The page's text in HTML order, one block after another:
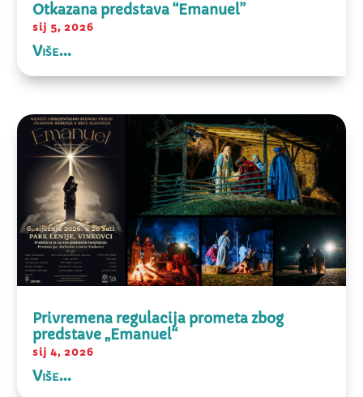
Otkazana predstava “Emanuel”
sij 5, 2026
Više...
Privremena regulacija prometa zbog
predstave „Emanuel“
sij 4, 2026
Više...